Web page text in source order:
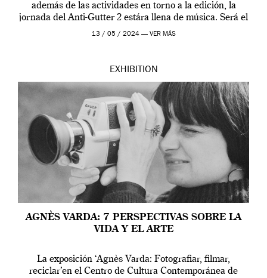
además de las actividades en torno a la edición, la
jornada del Anti-Gutter 2 estára llena de música. Será el
[…]
13 / 05 / 2024 — VER MÁS
EXHIBITION
AGNÈS VARDA: 7 PERSPECTIVAS SOBRE LA
VIDA Y EL ARTE
La exposición ‘Agnès Varda: Fotografiar, filmar,
reciclar’en el Centro de Cultura Contemporánea de